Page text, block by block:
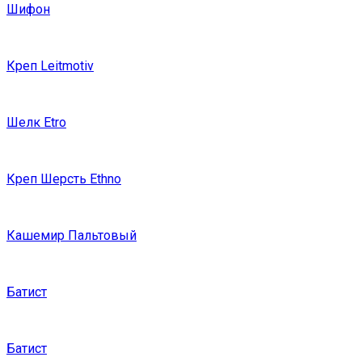
Шифон
Креп Leitmotiv
Шелк Etro
Креп Шерсть Ethno
Кашемир Пальтовый
Батист
Батист